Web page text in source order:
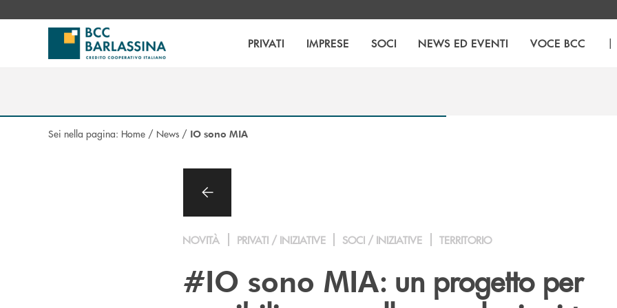
PRIVATI IMPRESE SOCI NEWS ED EVENTI VOCE BCC |
Sei nella pagina: Home / News / IO sono MIA
NOVITÀ PRIVATI / INIZIATIVE SOCI / INIZIATIVE TERRITORIO
#IO sono MIA: un progetto per